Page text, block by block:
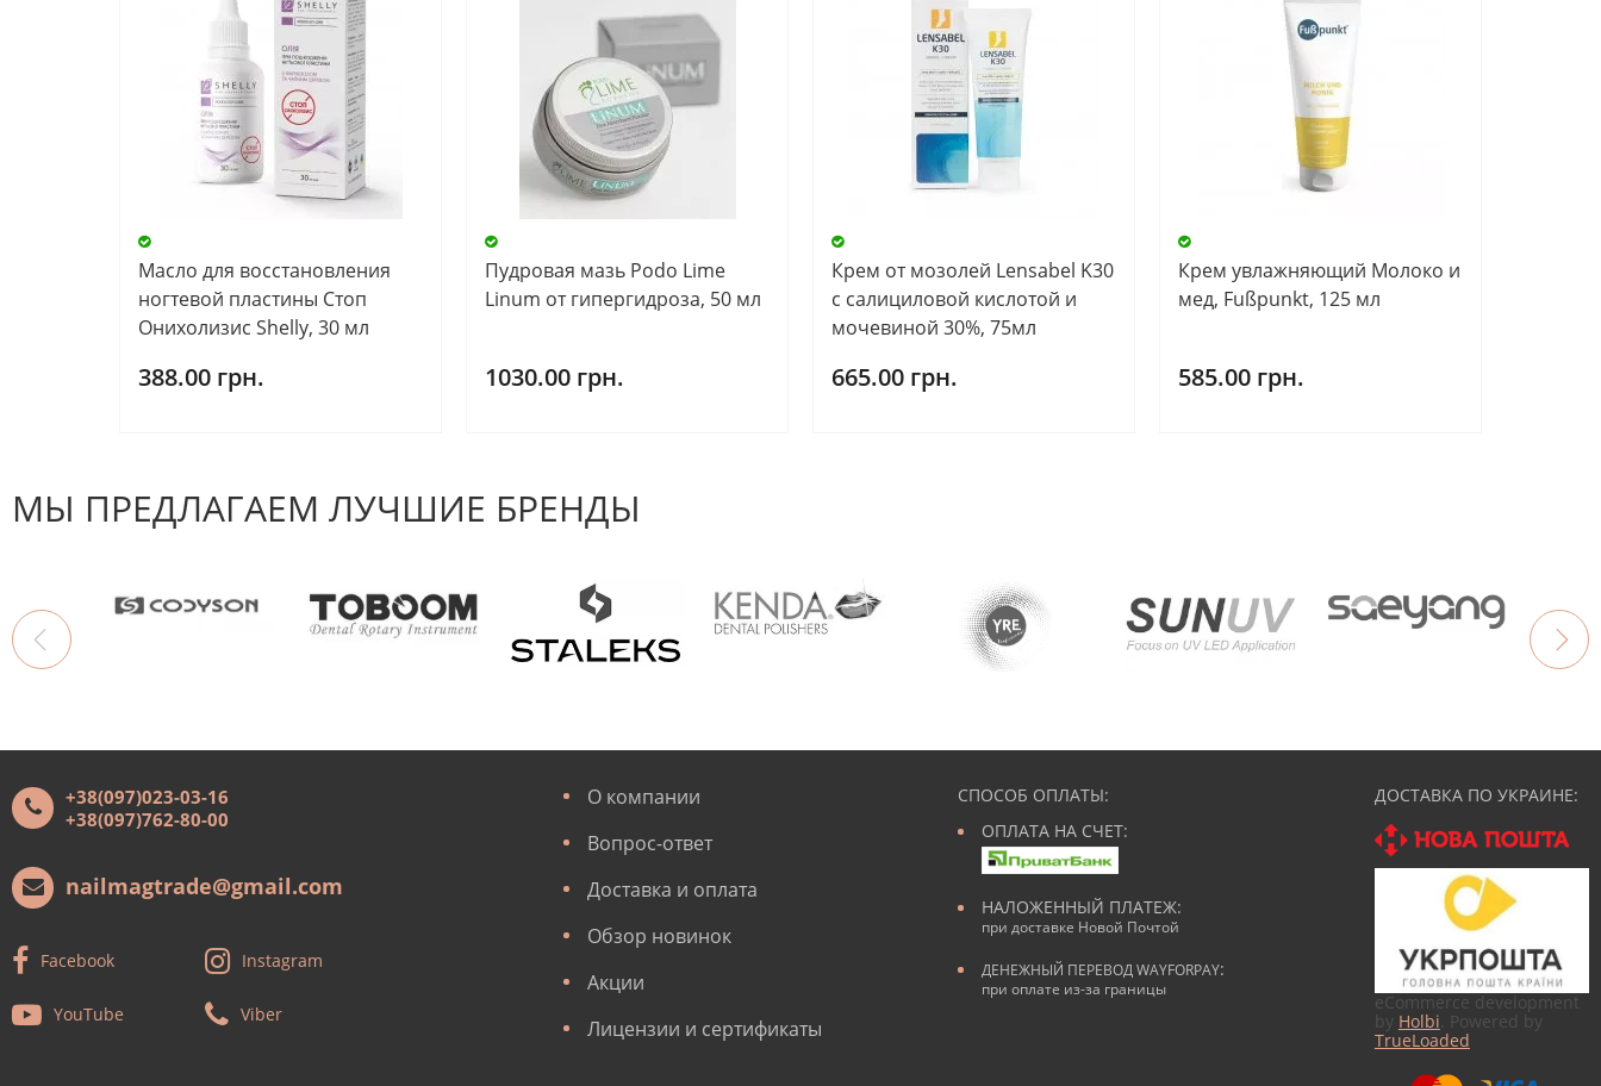
Масло для восстановления
ногтевой пластины Стоп
Онихолизис Shelly, 30 мл
388.00 грн.
Пудровая мазь Podo Lime
Linum от гипергидроза, 50 мл
1030.00 грн.
Крем от мозолей Lensabel K30
с салициловой кислотой и
мочевиной 30%, 75мл
665.00 грн.
Крем увлажняющий Молоко и
мед, Fußpunkt, 125 мл
585.00 грн.
МЫ ПРЕДЛАГАЕМ ЛУЧШИЕ БРЕНДЫ
+38(097)023-03-16
+38(097)762-80-00
nailmagtrade@gmail.com
Facebook Instagram
YouTube Viber
О компании
Вопрос-ответ
Доставка и оплата
Обзор новинок
Акции
Лицензии и сертификаты
СПОСОБ ОПЛАТЫ:
ОПЛАТА НА СЧЕТ:
НАЛОЖЕННЫЙ ПЛАТЕЖ:
при доставке Новой Почтой
ДЕНЕЖНЫЙ ПЕРЕВОД WAYFORPAY:
при оплате из-за границы
ДОСТАВКА ПО УКРАИНЕ:
eCommerce development
by Holbi . Powered by
TrueLoaded